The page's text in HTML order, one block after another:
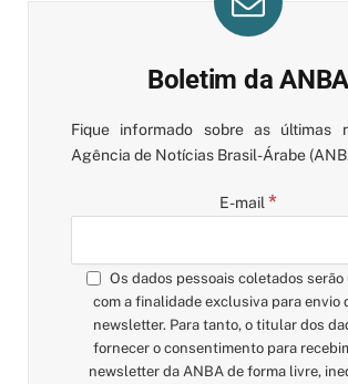
Boletim da ANBA
Fique informado sobre as últimas
Agência de Notícias Brasil-Árabe
E-mail *
Os dados pessoais coletados
com a finalidade exclusiva para envio
newsletter. Para tanto, o titular dos
fornecer o consentimento para
newsletter da ANBA de forma livre,